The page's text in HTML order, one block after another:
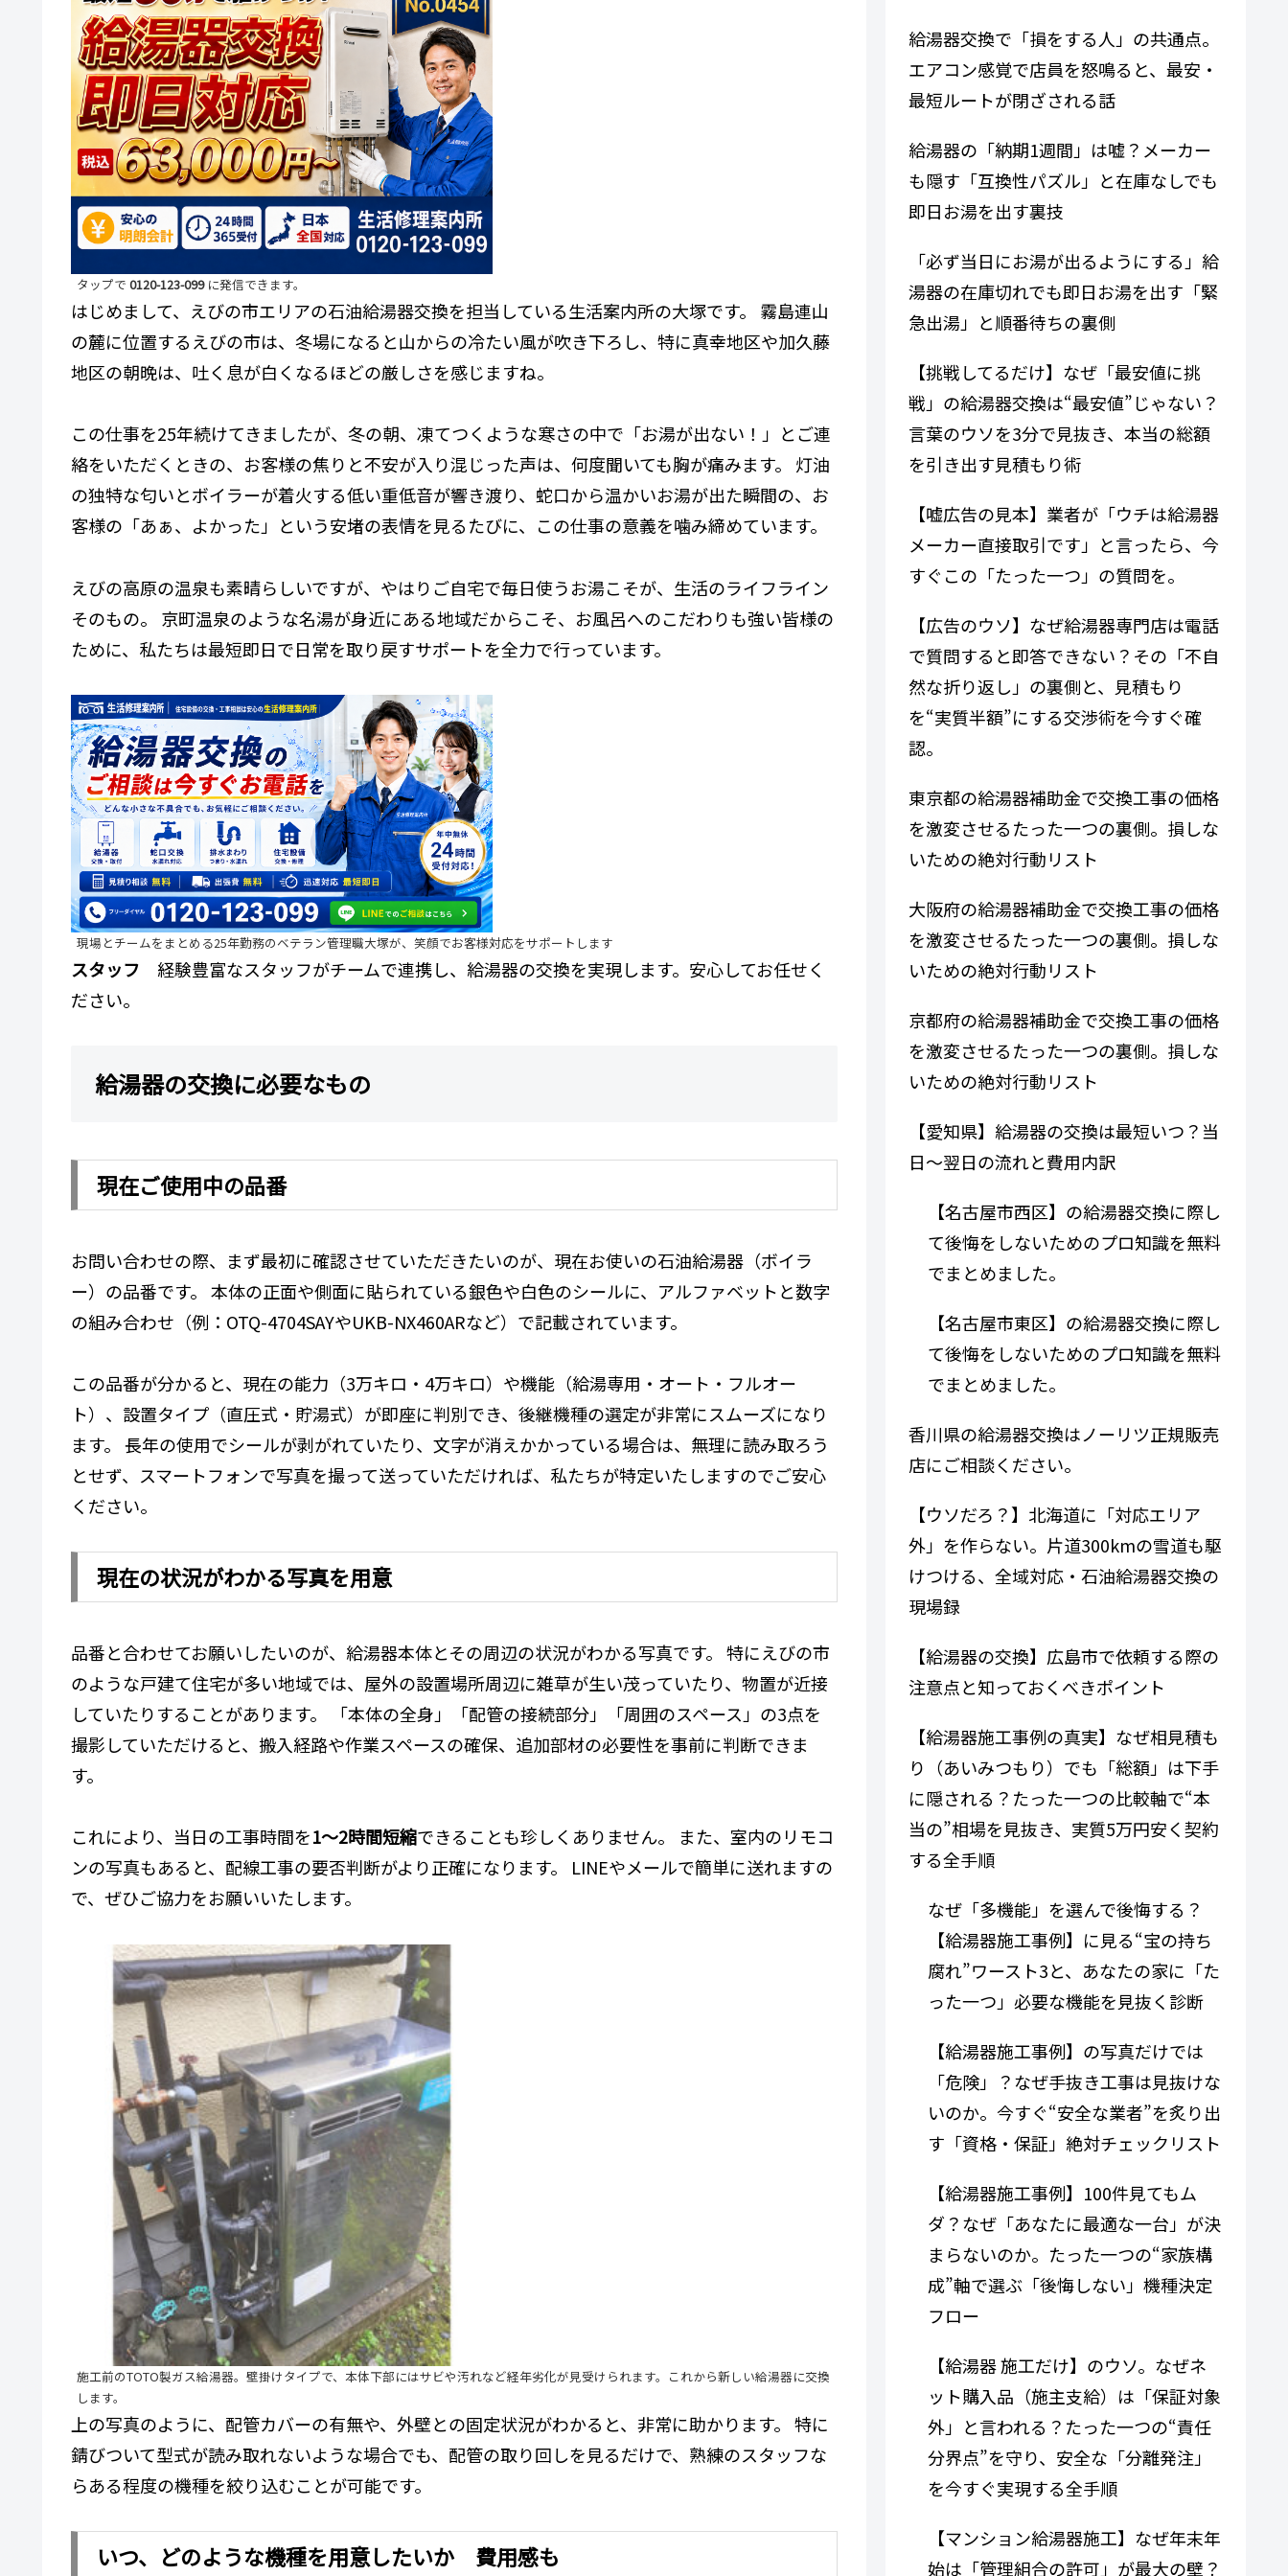
な
給
湯
器
も
即
日
交
換
。
最
短
0
分
で
現
場
、
工
事
で
お
の
出
る
生
活
確
保
し
ま
す
。
タップで 0120-123-099に発信できます。
はじめまして、えびの市エリアの石油給湯器交換を担当している生活案内所の大塚です。 霧島連山
の麓に位置するえびの市は、冬場になると山からの冷たい風が吹き下ろし、特に真幸地区や加久藤
地区の朝晩は、吐く息が白くなるほどの厳しさを感じますね。
この仕事を25年続けてきましたが、冬の朝、凍てつくような寒さの中で「お湯が出ない！」とご連
絡をいただくときの、お客様の焦りと不安が入り混じった声は、何度聞いても胸が痛みます。 灯油
の独特な匂いとボイラーが着火する低い重低音が響き渡り、蛇口から温かいお湯が出た瞬間の、お
客様の「あぁ、よかった」という安堵の表情を見るたびに、この仕事の意義を噛み締めています。
えびの高原の温泉も素晴らしいですが、やはりご自宅で毎日使うお湯こそが、生活のライフライン
そのもの。 京町温泉のような名湯が身近にある地域だからこそ、お風呂へのこだわりも強い皆様の
ために、私たちは最短即日で日常を取り戻すサポートを全力で行っています。
現場とチームをまとめる25年勤務のベテラン管理職大塚が、笑顔でお客様対応をサポートします
スタッフ 経験豊富なスタッフがチームで連携し、給湯器の交換を実現します。安心してお任せく
ださい。
給湯器の交換に必要なもの
現在ご使用中の品番
お問い合わせの際、まず最初に確認させていただきたいのが、現在お使いの石油給湯器（ボイラ
ー）の品番です。 本体の正面や側面に貼られている銀色や白色のシールに、アルファベットと数字
の組み合わせ（例：OTQ-4704SAYやUKB-NX460ARなど）で記載されています。
この品番が分かると、現在の能力（3万キロ・4万キロ）や機能（給湯専用・オート・フルオー
ト）、設置タイプ（直圧式・貯湯式）が即座に判別でき、後継機種の選定が非常にスムーズになり
ます。 長年の使用でシールが剥がれていたり、文字が消えかかっている場合は、無理に読み取ろう
とせず、スマートフォンで写真を撮って送っていただければ、私たちが特定いたしますのでご安心
ください。
現在の状況がわかる写真を用意
品番と合わせてお願いしたいのが、給湯器本体とその周辺の状況がわかる写真です。 特にえびの市
のような戸建て住宅が多い地域では、屋外の設置場所周辺に雑草が生い茂っていたり、物置が近接
していたりすることがあります。 「本体の全身」「配管の接続部分」「周囲のスペース」の3点を
撮影していただけると、搬入経路や作業スペースの確保、追加部材の必要性を事前に判断できま
す。
これにより、当日の工事時間を1〜2時間短縮できることも珍しくありません。 また、室内のリモコ
ンの写真もあると、配線工事の要否判断がより正確になります。 LINEやメールで簡単に送れますの
で、ぜひご協力をお願いいたします。
施工前のTOTO製ガス給湯器。壁掛けタイプで、本体下部にはサビや汚れなど経年劣化が見受けられます。これから新しい給湯器に交換
します。
上の写真のように、配管カバーの有無や、外壁との固定状況がわかると、非常に助かります。 特に
錆びついて型式が読み取れないような場合でも、配管の取り回しを見るだけで、熟練のスタッフな
らある程度の機種を絞り込むことが可能です。
いつ、どのような機種を用意したいか 費用感も
給湯器交換で「損をする人」の共通点。
エアコン感覚で店員を怒鳴ると、最安・
最短ルートが閉ざされる話
給湯器の「納期1週間」は嘘？メーカー
も隠す「互換性パズル」と在庫なしでも
即日お湯を出す裏技
「必ず当日にお湯が出るようにする」給
湯器の在庫切れでも即日お湯を出す「緊
急出湯」と順番待ちの裏側
【挑戦してるだけ】なぜ「最安値に挑
戦」の給湯器交換は“最安値”じゃない？
言葉のウソを3分で見抜き、本当の総額
を引き出す見積もり術
【嘘広告の見本】業者が「ウチは給湯器
メーカー直接取引です」と言ったら、今
すぐこの「たった一つ」の質問を。
【広告のウソ】なぜ給湯器専門​​店は電話
で質問すると即答できない？その「不自
然な折り返し」の裏側と、見積もり
を“実質半額”にする交渉術を今すぐ確
認。
東京都の給湯器補助金で交換工事の価格
を激変させるたった一つの裏側。損しな
いための絶対行動リスト
大阪府の給湯器補助金で交換工事の価格
を激変させるたった一つの裏側。損しな
いための絶対行動リスト
京都府の給湯器補助金で交換工事の価格
を激変させるたった一つの裏側。損しな
いための絶対行動リスト
【愛知県】給湯器の交換は最短いつ？当
日〜翌日の流れと費用内訳
【名古屋市西区】の給湯器交換に際し
て後悔をしないためのプロ知識を無料
でまとめました。
【名古屋市東区】の給湯器交換に際し
て後悔をしないためのプロ知識を無料
でまとめました。
香川県の給湯器交換はノーリツ正規販売
店にご相談ください。
【ウソだろ？】北海道に「対応エリア
外」を作らない。片道300kmの雪道も駆
けつける、全域対応・石油給湯器交換の
現場録
【給湯器の交換】広島市で依頼する際の
注意点と知っておくべきポイント
【給湯器施工事例の真実】なぜ相見積も
り（あいみつもり）でも「総額」は下手
に隠される？たった一つの比較軸で“本
当の”相場を見抜き、実質5万円安く契約
する全手順
なぜ「多機能」を選んで後悔する？
【給湯器施工事例】に見る“宝の持ち
腐れ”ワースト3と、あなたの家に「た
った一つ」必要な機能を見抜く診断
【給湯器施工事例】の写真だけでは
「危険」？なぜ手抜き工事は見抜けな
いのか。今すぐ“安全な業者”を炙り出
す「資格・保証」絶対チェックリスト
【給湯器施工事例】100件見てもム
ダ？なぜ「あなたに最適な一台」が決
まらないのか。たった一つの“家族構
成”軸で選ぶ「後悔しない」機種決定
フロー
【給湯器 施工だけ】のウソ。なぜネ
ット購入品（施主支給）は「保証対象
外」と言われる？たった一つの“責任
分界点”を守り、安全な「分離発注」
を今すぐ実現する全手順
【マンション給湯器施工】なぜ年末年
始は「管理組合の許可」が最大の壁？